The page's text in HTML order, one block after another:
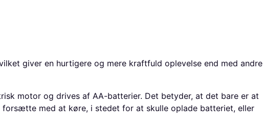
giver en hurtigere og mere kraftfuld oplevelse end med andre
motor og drives af AA-batterier. Det betyder, at det bare er at
med at køre, i stedet for at skulle oplade batteriet, eller